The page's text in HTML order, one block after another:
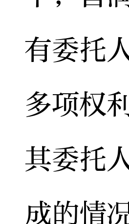
有委托
多项权
其委托
成的情